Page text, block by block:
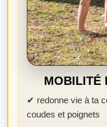
MOBILITÉ
✔ redonne vie à ta
coudes et poignets